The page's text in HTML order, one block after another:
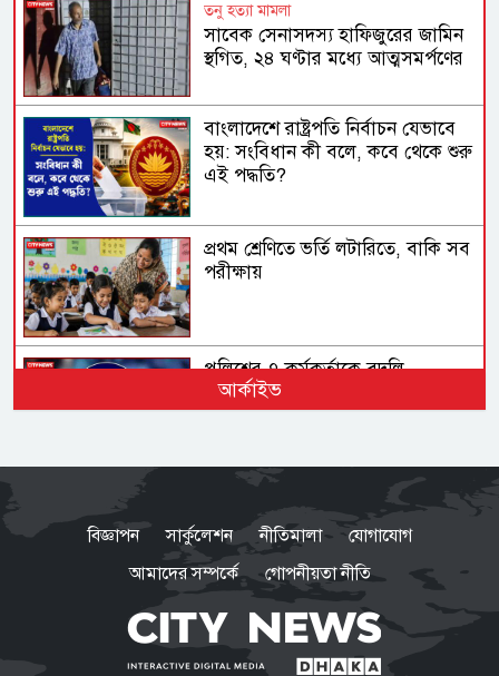
তনু হত্যা মামলা
সাবেক সেনাসদস্য হাফিজুরের জামিন
স্থগিত, ২৪ ঘণ্টার মধ্যে আত্মসমর্পণের
বাংলাদেশে রাষ্ট্রপতি নির্বাচন যেভাবে
হয়: সংবিধান কী বলে, কবে থেকে শুরু
এই পদ্ধতি?
প্রথম শ্রেণিতে ভর্তি লটারিতে, বাকি সব
পরীক্ষায়
পুলিশের ৭ কর্মকর্তাকে বদলি
বিকেলেই শুরু গ্যাস সঞ্চালন, দুই-তিন
দিনে কাটবে সরবরাহ সংকট:
বিদ্যুৎমন্ত্রী
আর্কাইভ
বিজ্ঞাপন সার্কুলেশন নীতিমালা
যোগাযোগ
আমাদের সম্পর্কে
গোপনীয়তা নীতি